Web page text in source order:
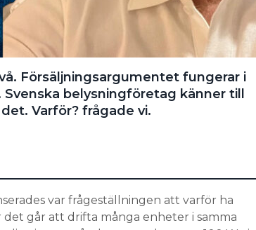
Försäljningsargumentet fungerar i
belysningföretag känner till
Varför? frågade vi.
var frågeställningen att varför ha
går att drifta många enheter i samma